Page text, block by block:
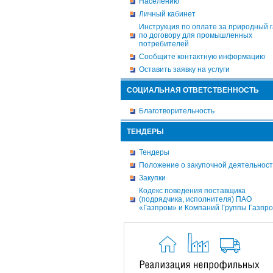
Личный кабинет
Инструкция по оплате за природный
по договору для промышленных
потребителей
Сообщите контактную информацию
Оставить заявку на услуги
СОЦИАЛЬНАЯ ОТВЕТСТВЕННОСТЬ
Благотворительность
ТЕНДЕРЫ
Тендеры
Положение о закупочной
Закупки
Кодекс поведения поставщика
(подрядчика, исполнителя) ПАО
«Газпром» и Компаний Группы